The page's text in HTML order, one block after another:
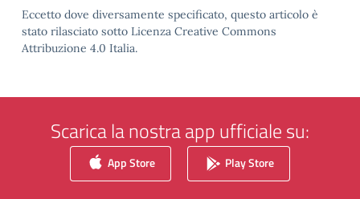
Eccetto dove diversamente specificato, questo articolo è
stato rilasciato sotto Licenza Creative Commons
Attribuzione 4.0 Italia.
Scarica la nostra app ufficiale su:
App Store Play Store